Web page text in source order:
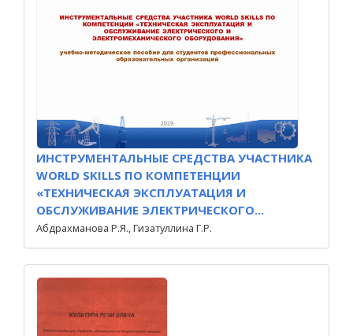
ИНСТРУМЕНТАЛЬНЫЕ СРЕДСТВА УЧАСТНИКА
WORLD SKILLS ПО КОМПЕТЕНЦИИ
«ТЕХНИЧЕСКАЯ ЭКСПЛУАТАЦИЯ И
ОБСЛУЖИВАНИЕ ЭЛЕКТРИЧЕСКОГО...
Абдрахманова Р.Я., Гизатуллина Г.Р.